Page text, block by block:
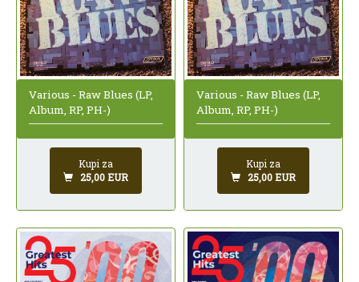
Various - Raw Blues (LP,
Album, RP, PH-)
Kupi za
25,00 EUR
Various - Raw Blues (LP,
Album, RP, PH-)
Kupi za
25,00 EUR